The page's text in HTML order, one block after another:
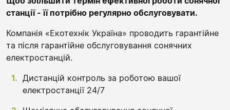
станції - її потрібно регулярно обслуговувати.
Компанія «Екотехнік Україна» проводить гарантійне
та після гарантійне обслуговування сонячних
електростанцій.
Дистанцій контроль за роботою вашої
електростанції 24/7